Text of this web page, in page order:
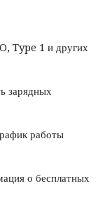
Type 1 и других
зарядных
работы
о бесплатных